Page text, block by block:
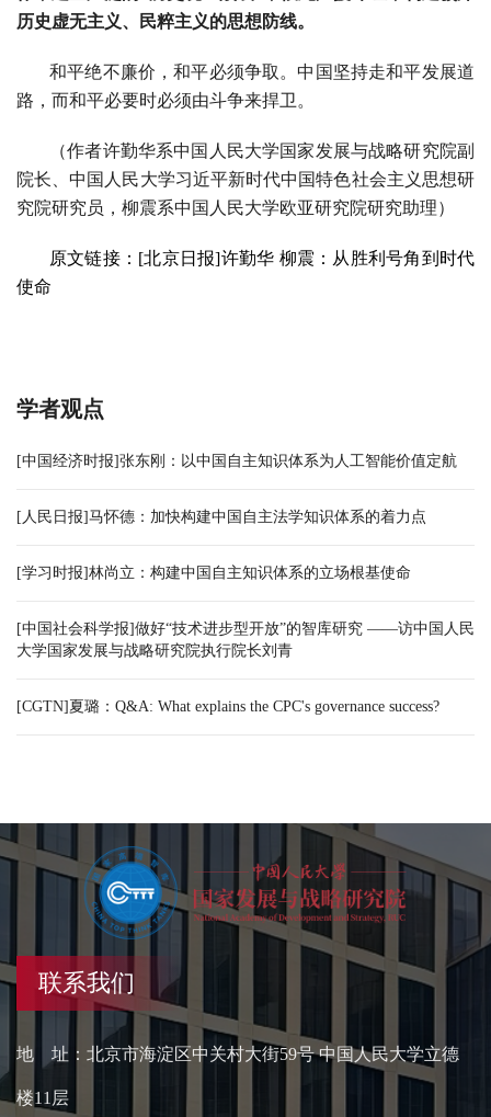
历史虚无主义、民粹主义的思想防线。
和平绝不廉价，和平必须争取。中国坚持走和平发展道
路，而和平必要时必须由斗争来捍卫。
（作者许勤华系中国人民大学国家发展与战略研究院副
院长、中国人民大学习近平新时代中国特色社会主义思想研
究院研究员， 柳震系中国人民大学欧亚研究院研究助理）
原文链接：[北京日报]许勤华 柳震： 从胜利号角到时代
使命
学者观点
[中国经济时报]张东刚：以中国自主知识体系为人工智能价值定航
[人民日报]马怀德：加快构建中国自主法学知识体系的着力点
[学习时报]林尚立：构建中国自主知识体系的立场根基使命
[中国社会科学报]做好“技术进步型开放”的智库研究 ——访中国人民
大学国家发展与战略研究院执行院长刘青
[CGTN]夏璐：Q&A: What explains the CPC's governance success?
联系我们
地 址：北京市海淀区中关村大街59号 中国人民大学立德
楼11层